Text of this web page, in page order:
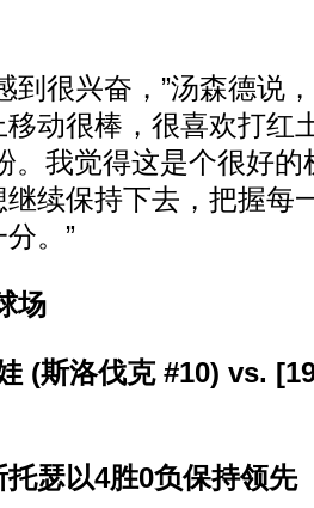
很兴奋，”汤森德说，
动很棒，很喜欢打红
。我觉得这是个很好
续保持下去，把握每
。”
场
斯洛伐克 #10) vs.
瑟以4胜0负保持领先